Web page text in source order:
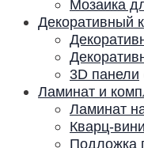
Мозаика
Декоративный
3D панели
Ламинат и
Ламинат
Кварц-
Подложка